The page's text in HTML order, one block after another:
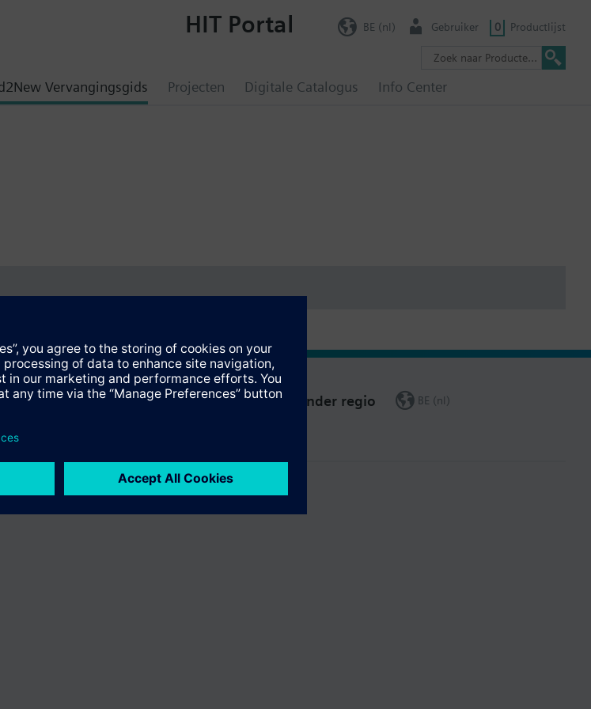
Vervangingsgids Projecten Digitale Catalogus Info Center
HIT Portal BE (nl) Gebruiker 0 Productlijst
Verander regio BE (nl)
persoonsgegevens Gebruikershandleiding